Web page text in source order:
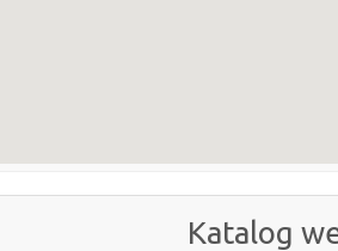
Katalog